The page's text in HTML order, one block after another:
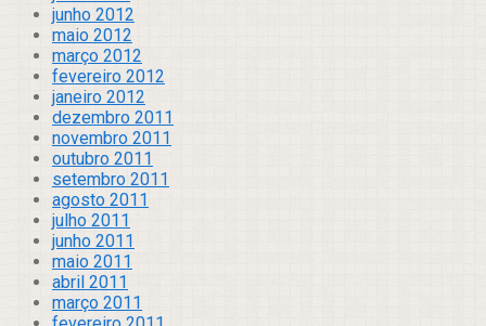
junho 2012
maio 2012
março 2012
fevereiro 2012
janeiro 2012
dezembro 2011
novembro 2011
outubro 2011
setembro 2011
agosto 2011
julho 2011
junho 2011
maio 2011
abril 2011
março 2011